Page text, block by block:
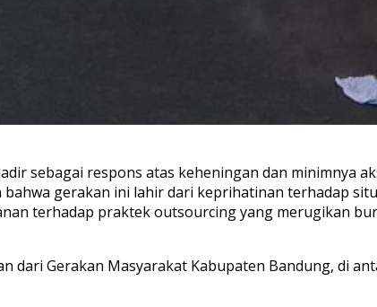
sebagai respons atas keheningan dan minimnya
gerakan ini lahir dari keprihatinan terhadap
terhadap praktek outsourcing yang merugikan
Gerakan Masyarakat Kabupaten Bandung, di